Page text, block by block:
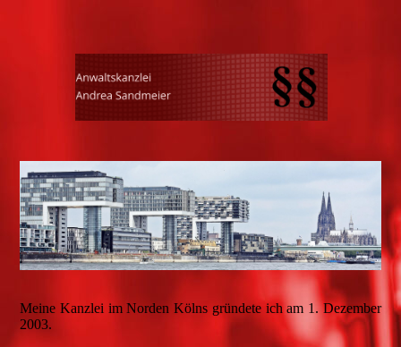
Meine Kanzlei im Norden Kölns gründete ich am 1. Dezember
2003.